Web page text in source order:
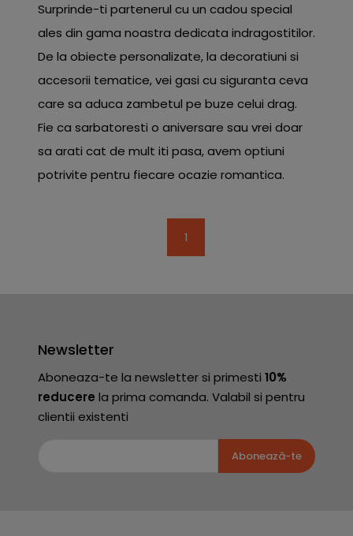
Surprinde-ti partenerul cu un cadou special
ales din gama noastra dedicata indragostitilor.
De la obiecte personalizate, la decoratiuni si
accesorii tematice, vei gasi cu siguranta ceva
care sa aduca zambetul pe buze celui drag.
Fie ca sarbatoresti o aniversare sau vrei doar
sa arati cat de mult iti pasa, avem optiuni
potrivite pentru fiecare ocazie romantica.
1
Newsletter
Aboneaza-te la newsletter si primesti 10%
reducere la prima comanda. Valabil si pentru
clientii existenti
Abonează-te